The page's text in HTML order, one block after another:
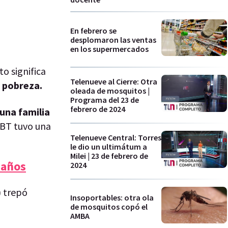
significa
pobreza.
una familia
tuvo una
trepó
En febrero se
desplomaron las ventas
en los supermercados
Telenueve al Cierre: Otra
oleada de mosquitos |
Programa del 23 de
febrero de 2024
Telenueve Central: Torres
le dio un ultimátum a
Milei | 23 de febrero de
2024
Insoportables: otra ola
de mosquitos copó el
AMBA